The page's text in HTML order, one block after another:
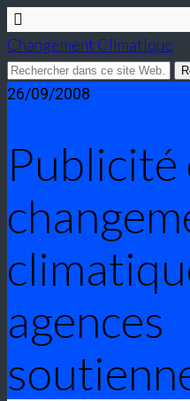
Changement Climatique
26/09/2008
Publicité
agences